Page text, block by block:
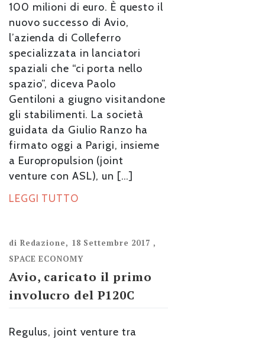
100 milioni di euro. È questo il
nuovo successo di Avio,
l’azienda di Colleferro
specializzata in lanciatori
spaziali che “ci porta nello
spazio”, diceva Paolo
Gentiloni a giugno visitandone
gli stabilimenti. La società
guidata da Giulio Ranzo ha
firmato oggi a Parigi, insieme
a Europropulsion (joint
venture con ASL), un […]
LEGGI TUTTO
di Redazione, 18 Settembre 2017 ,
SPACE ECONOMY
Avio, caricato il primo
involucro del P120C
Regulus, joint venture tra